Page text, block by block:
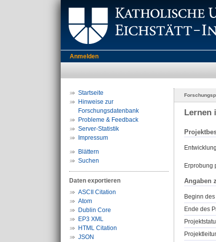
Anmelden
Startseite
Hinweise zur
Forschungsdatenbank
Probleme & Feedback
Server-Statistik
Impressum
Blättern
Suchen
Daten exportieren
ASCII Citation
Atom
Dublin Core
EP3 XML
HTML Citation
JSON
Lernen
Erprobung
Angaben
Beginn
Ende des